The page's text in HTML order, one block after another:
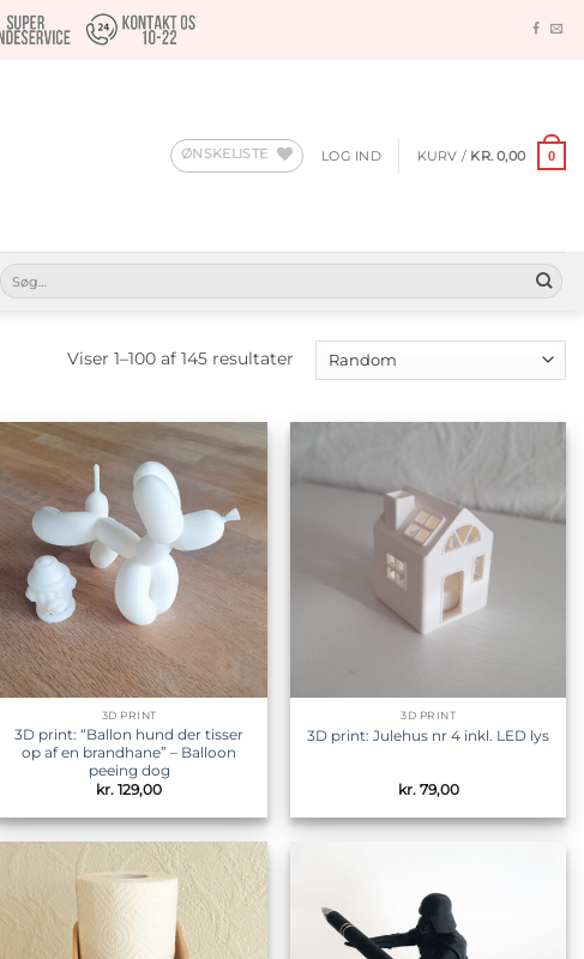
ØNSKELISTE LOG IND KURV / KR.0,00 0
Søg
efter:
Viser 1–100 af 145 resultater
3D PRINT
3D print: “Ballon hund der tisser
op af en brandhane” – Balloon
peeing dog
kr. 129,00
3D PRINT
3D print: Julehus nr 4 inkl. LED lys
kr.79,00
Tilføj til
ønskeliste